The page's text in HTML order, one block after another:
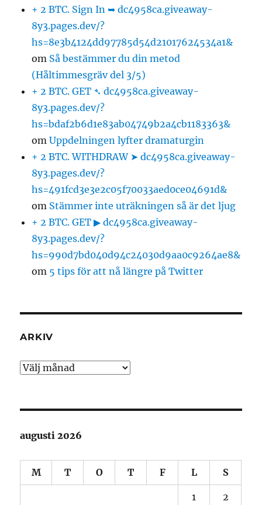
+ 2 BTC. Sign In ➥ dc4958ca.giveaway-
8y3.pages.dev/?
hs=8e3b4124dd97785d54d21017624534a1&
om Så bestämmer du din metod
(Håltimmesgräv del 3/5)
+ 2 BTC. GET ➴ dc4958ca.giveaway-
8y3.pages.dev/?
hs=bdaf2b6d1e83ab04749b2a4cb1183363&
omUppdelningen lyfter dramaturgin
+ 2 BTC. WITHDRAW ➤ dc4958ca.giveaway-
8y3.pages.dev/?
hs=491fcd3e3e2c05f70033aed0ce04691d&
om Stämmer inte uträkningen så är det ljug
+ 2 BTC. GET ▶ dc4958ca.giveaway-
8y3.pages.dev/?
hs=990d7bd040d94c24030d9aa0c9264ae8&
om 5 tips för att nå längre på Twitter
ARKIV
Arkiv
augusti 2026
M T O T F L S
1 2